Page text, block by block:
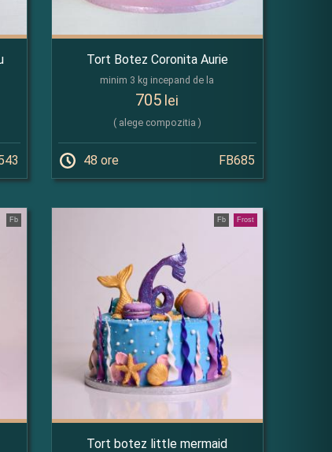
Tort Botez Coronita Aurie
minim 3 kg incepand de la
705 lei
( alege compozitia )
48 ore FB685
Fb Frost
Fb
Tort botez little mermaid